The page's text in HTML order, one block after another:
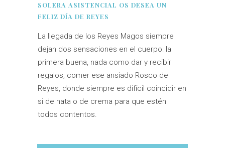
SOLERA ASISTENCIAL OS DESEA UN
FELIZ DÍA DE REYES
La llegada de los Reyes Magos siempre
dejan dos sensaciones en el cuerpo: la
primera buena, nada como dar y recibir
regalos, comer ese ansiado Rosco de
Reyes, donde siempre es difícil coincidir en
si de nata o de crema para que estén
todos contentos.